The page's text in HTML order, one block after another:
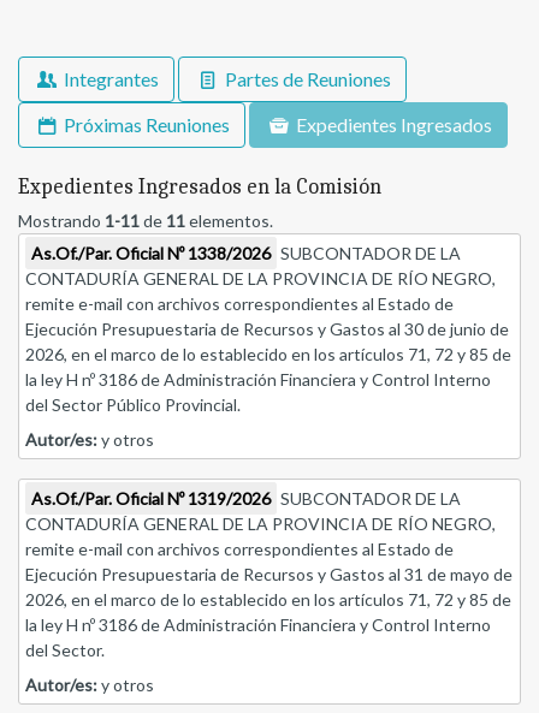
Integrantes
Partes de Reuniones
Próximas Reuniones
Expedientes Ingresados
Expedientes Ingresados en la Comisión
Mostrando 1-11de 11elementos.
As.Of./Par. Oficial Nº 1338/2026 SUBCONTADOR DE LA
CONTADURÍA GENERAL DE LA PROVINCIA DE RÍO NEGRO,
remite e-mail con archivos correspondientes al Estado de
Ejecución Presupuestaria de Recursos y Gastos al 30 de junio de
2026, en el marco de lo establecido en los artículos 71, 72 y 85 de
la ley H nº 3186 de Administración Financiera y Control Interno
del Sector Público Provincial.
Autor/es:y otros
As.Of./Par. Oficial Nº 1319/2026 SUBCONTADOR DE LA
CONTADURÍA GENERAL DE LA PROVINCIA DE RÍO NEGRO,
remite e-mail con archivos correspondientes al Estado de
Ejecución Presupuestaria de Recursos y Gastos al 31 de mayo de
2026, en el marco de lo establecido en los artículos 71, 72 y 85 de
la ley H nº 3186 de Administración Financiera y Control Interno
del Sector.
Autor/es:y otros